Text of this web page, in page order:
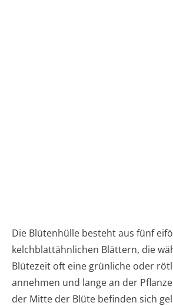
Die Blütenhülle besteht aus fünf
kelchblattähnlichen Blättern, die
Blütezeit oft eine grünliche oder
annehmen und lange an der
der Mitte der Blüte befinden sich